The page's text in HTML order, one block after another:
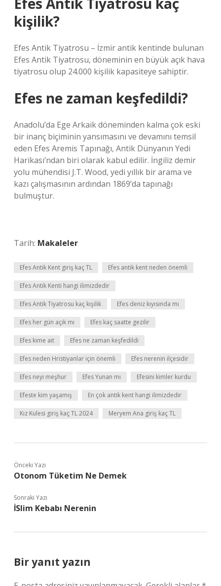
kişilik?
Efes Antik Tiyatrosu – İzmir antik kentinde bulunan
Efes Antik Tiyatrosu, döneminin en büyük açık hava
tiyatrosu olup 24.000 kişilik kapasiteye sahiptir.
Efes ne zaman keşfedildi?
Anadolu’da Ege Arkaik döneminden kalma çok eski
bir inanç biçiminin yansımasını ve devamını temsil
eden Efes Aremis Tapınağı, Antik Dünyanın Yedi
Harikası’ndan biri olarak kabul edilir. İngiliz demir
yolu mühendisi J.T. Wood, yedi yıllık bir arama ve
kazı çalışmasının ardından 1869’da tapınağı
bulmuştur.
Tarih: Makaleler
Efes Antik Kent giriş kaç TL Efes antik kent neden önemli
Efes Antik Kenti hangi ilimizdedir
Efes Antik Tiyatrosu kaç kişilik Efes deniz kıyısında mı
Efes her gün açık mı Efes kaç saatte gezilir
Efes kime ait Efes ne zaman keşfedildi
Efes neden Hristiyanlar için önemli Efes nerenin ilçesidir
Efes neyi meşhur Efes Yunan mı Efesini kimler kurdu
Efeste kim yaşamış En çok antik kent hangi ilimizdedir
Kız Kulesi giriş kaç TL 2024 Meryem Ana giriş kaç TL
Önceki Yazı
Otonom Tüketim Ne Demek
Sonraki Yazı
İSlim Kebabı Nerenin
Bir yanıt yazın